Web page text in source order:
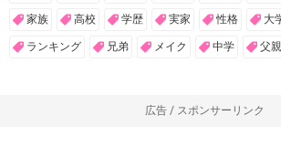
家族 高校 学歴 実家 性格 大
ランキング 兄弟 メイク 中学 父親
広告 / スポンサーリンク